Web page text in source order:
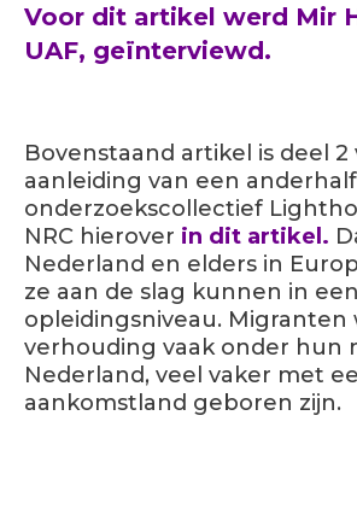
Voor dit artikel werd Mir
UAF, geïnterviewd.
Bovenstaand artikel is deel
aanleiding van een
onderzoekscollectief
NRC hierover in dit artikel.
Nederland en elders in
ze aan de slag kunnen in
opleidingsniveau.
verhouding vaak onder hun
Nederland, veel vaker met
aankomstland geboren zijn.